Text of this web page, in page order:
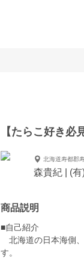
【たらこ好き
北海道寿都郡
森貴紀 | (
商品説明
■自己紹介
北海道の日本海側
す。